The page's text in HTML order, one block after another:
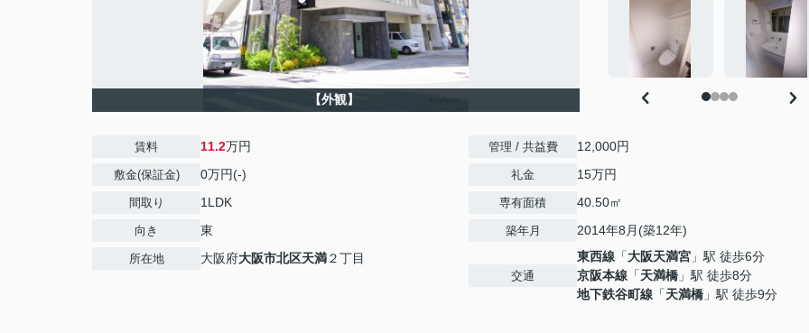
【外観】
賃料 11.2万円
敷金(保証金) 0万円(-)
間取り 1LDK
向き 東
所在地 大阪府大阪市北区天満２丁目
管理 / 共益費 12,000円
礼金 15万円
専有面積 40.50㎡
築年月 2014年8月(築12年)
交通
東西線 「大阪天満宮 」駅 徒歩6分
京阪本線 「天満橋 」駅 徒歩8分
地下鉄谷町線 「天満橋 」駅 徒歩9分